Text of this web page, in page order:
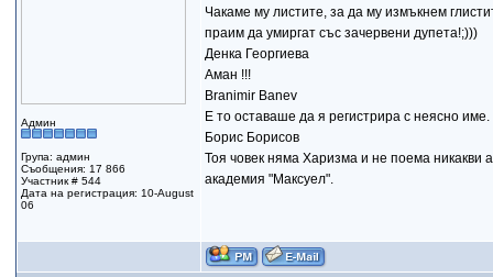
Админ
Група: админ
Съобщения: 17 866
Участник # 544
Дата на регистрация: 10-August
06
Чакаме му листите, за да му измъкнем
праим да умиргат със зачервени дупета!;)))
Денка Георгиева
Аман !!!
Branimir Banev
Е то оставаше да я регистрира с неясно име.
Борис Борисов
Тоя човек няма Харизма и не поема никакви
академия "Максуел".